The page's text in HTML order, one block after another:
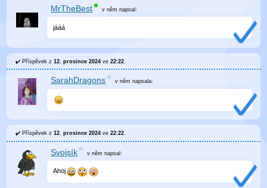
MrTheBest v němnapsal:
jááá
Příspěvek z12. prosince 2024 ve22:22
SarahDragons v němnapsala:
Příspěvek z12. prosince 2024 ve22:22
Svojsík v němnapsal:
Ahoj